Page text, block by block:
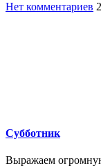
Нет комментариев
Субботник
Выражаем